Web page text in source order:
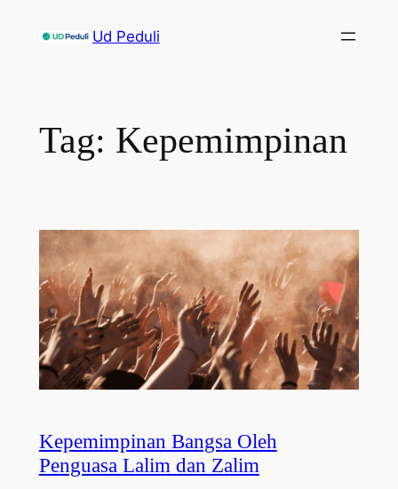
Ud Peduli
Tag: Kepemimpinan
Kepemimpinan Bangsa Oleh
Penguasa Lalim dan Zalim